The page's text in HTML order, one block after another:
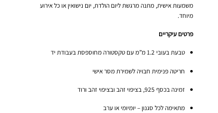
משמעות אישית, מתנה מרגשת ליום הולדת, יום נישואין או כל אירוע
מיוחד.
פרטים עיקריים
טבעת בעובי 1.2 מ”מ עם טקסטורה מחוספסת בעבודת יד
חריטה פנימית חבויה לשמירת מסר אישי
זמינה בכסף 925, בציפוי זהב ובציפוי זהב ורוד
מתאימה לכל סגנון – יומיומי או ערב